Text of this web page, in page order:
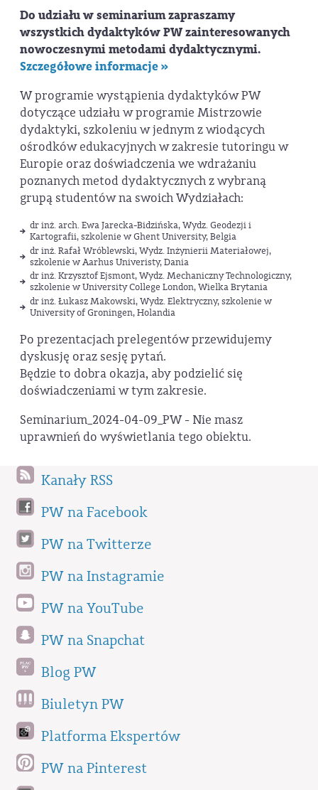
Do udziału w seminarium zapraszamy
wszystkich dydaktyków PW zainteresowanych
nowoczesnymi metodami dydaktycznymi.
Szczegółowe informacje »
W programie wystąpienia dydaktyków PW
dotyczące udziału w programie Mistrzowie
dydaktyki, szkoleniu w jednym z wiodących
ośrodków edukacyjnych w zakresie tutoringu w
Europie oraz doświadczenia we wdrażaniu
poznanych metod dydaktycznych z wybraną
grupą studentów na swoich Wydziałach:
dr inż. arch. Ewa Jarecka-Bidzińska, Wydz. Geodezji i
Kartografii, szkolenie w Ghent University, Belgia
dr inż. Rafał Wróblewski, Wydz. Inżynierii Materiałowej,
szkolenie w Aarhus Univeristy, Dania
dr inż. Krzysztof Ejsmont, Wydz. Mechaniczny Technologiczny,
szkolenie w University College London, Wielka Brytania
dr inż. Łukasz Makowski, Wydz. Elektryczny, szkolenie w
University of Groningen, Holandia
Po prezentacjach prelegentów przewidujemy
dyskusję oraz sesję pytań.
Będzie to dobra okazja, aby podzielić się
doświadczeniami w tym zakresie.
Seminarium_2024-04-09_PW - Nie masz
uprawnień do wyświetlania tego obiektu.
Kanały RSS
PW na Facebook
PW na Twitterze
PW na Instagramie
PW na YouTube
PW na Snapchat
Blog PW
Biuletyn PW
Platforma Ekspertów
PW na Pinterest